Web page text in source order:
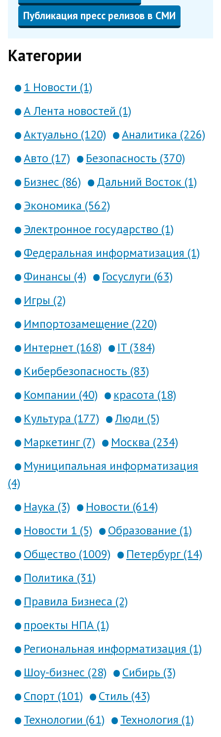
Публикация пресс релизов в СМИ
Категории
1 Новости (1)
А Лента новостей (1)
Актуально (120)
Аналитика (226)
Авто (17)
Безопасность (370)
Бизнес (86)
Дальний Восток (1)
Экономика (562)
Электронное государство (1)
Федеральная информатизация (1)
Финансы (4)
Госуслуги (63)
Игры (2)
Импортозамещение (220)
Интернет (168)
IT (384)
Кибербезопасность (83)
Компании (40)
красота (18)
Культура (177)
Люди (5)
Маркетинг (7)
Москва (234)
Муниципальная информатизация
(4)
Наука (3)
Новости (614)
Новости 1 (5)
Образование (1)
Общество (1009)
Петербург (14)
Политика (31)
Правила Бизнеса (2)
проекты НПА (1)
Региональная информатизация (1)
Шоу-бизнес (28)
Сибирь (3)
Спорт (101)
Стиль (43)
Технологии (61)
Технология (1)